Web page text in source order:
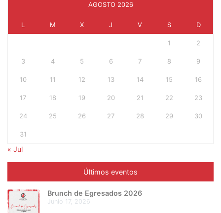
AGOSTO 2026
L M X J V S D
1 2
3 4 5 6 7 8 9
10 11 12 13 14 15 16
17 18 19 20 21 22 23
24 25 26 27 28 29 30
31
« Jul
Últimos eventos
Brunch de Egresados 2026
junio 17, 2026